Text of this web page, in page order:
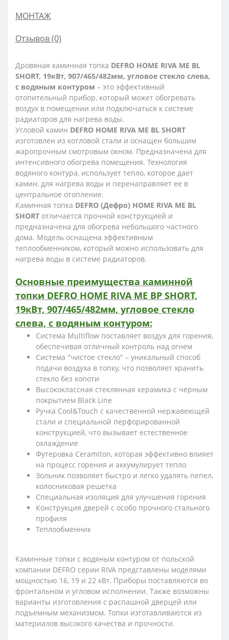
МОНТАЖ
Отзывов (0)
Дровяная каминная топка DEFRO HOME RIVA ME BL
SHORT, 19кВт, 907/465/482мм, угловое стекло слева,
с водяным контуром – это эффективный
отопительный прибор, который может обогревать
воздух в помещении или подключаться к системе
радиаторов для нагрева воды.
Угловой камин DEFRO HOME RIVA ME BL SHORT
изготовлен из котловой стали и оснащен большим
жаропрочным смотровым окном. Предназначена для
интенсивного обогрева помещения. Технология
водяного контура, использует тепло, которое дает
камин, для нагрева воды и перенаправляет ее в
центральное отопление.
Каминная топка DEFRO (Дефро) HOME RIVA ME BL
SHORT отличается прочной конструкцией и
предназначена для обогрева небольшого частного
дома. Модель оснащена эффективным
теплообменником, который можно использовать для
нагрева воды в системе радиаторов.
Основные преимущества каминной
топки DEFRO HOME RIVA ME BP SHORT,
19кВт, 907/465/482мм, угловое стекло
слева, с водяным контуром:
Система Multiflow поставляет воздух для горения,
обеспечивая отличный контроль над огнем
Система "чистое стекло" – уникальный способ
подачи воздуха в топку, что позволяет хранить
стекло без копоти
Высококлассная стеклянная керамика с черным
покрытием Black Line
Ручка Cool&Touch с качественной нержавеющей
стали и специальной перфорированной
конструкцией, что вызывает естественное
охлаждение
Футеровка Ceramiton, которая эффективно влияет
на процесс горения и аккумулирует тепло
Зольник позволяет быстро и легко удалять пепел,
колосниковая решетка
Специальная изоляция для улучшения горения
Конструкция дверей с особо прочного стального
профиля
Теплообменник
Каминные топки с водяным контуром от польской
компании DEFRO серии RIVA представлены моделями
мощностью 16, 19 и 22 кВт. Приборы поставляются во
фронтальном и угловом исполнении. Также возможны
варианты изготовления с распашной дверцей или
подъемным механизмом. Топки изготавливаются из
материалов высокого качества и прочности.